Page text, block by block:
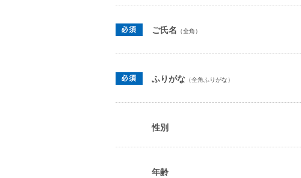
ご氏名 （全角）
ふりがな （全角ふりがな）
性別
年齢